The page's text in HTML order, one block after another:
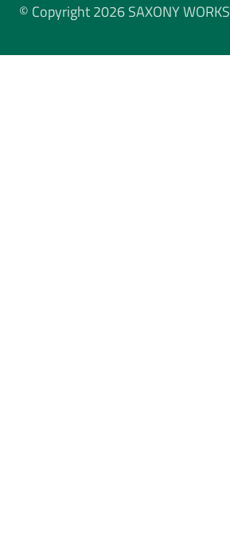
© Copyright 2026 SAXONY WORKS